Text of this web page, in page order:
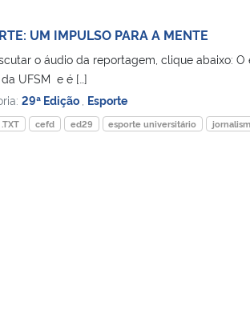
UM IMPULSO PARA A MENTE
o áudio da reportagem, clique abaixo:
UFSM e é […]
29ª Edição Esporte
.TXT cefd ed29 esporte universitário